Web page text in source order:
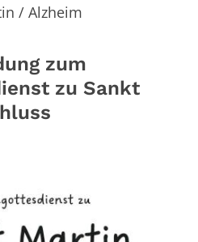
/ Alzheim
zum
zu Sankt